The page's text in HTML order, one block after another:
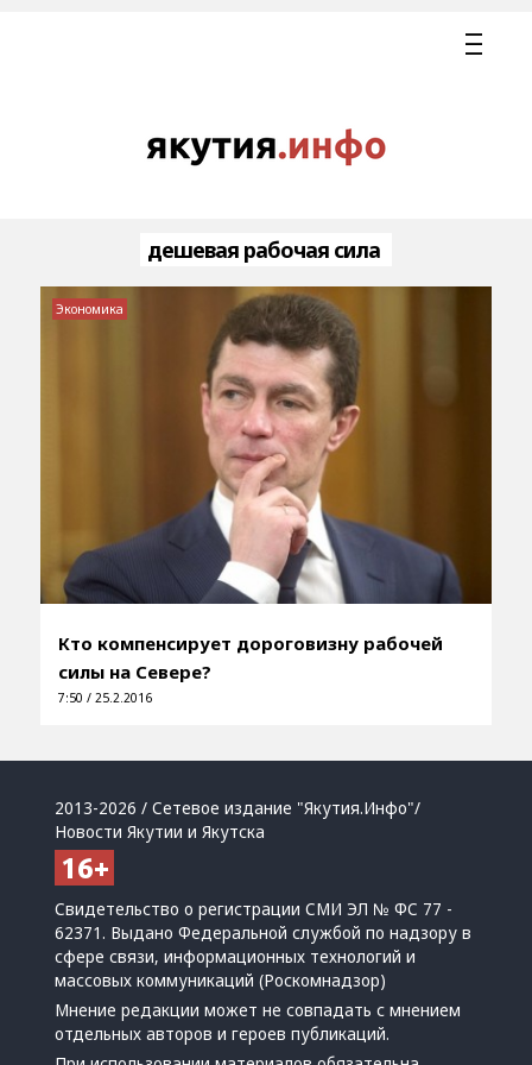
дешевая рабочая сила
Кто компенсирует дороговизну рабочей
силы на Севере?
7:50 / 25.2.2016
Экономика
2013-2026 / Сетевое издание "Якутия.Инфо"/
Новости Якутии и Якутска
Свидетельство о регистрации СМИ ЭЛ № ФС 77 -
62371. Выдано Федеральной службой по надзору в
сфере связи, информационных технологий и
массовых коммуникаций (Роскомнадзор)
Мнение редакции может не совпадать с мнением
отдельных авторов и героев публикаций.